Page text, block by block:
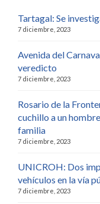
Tartagal: Se
7 diciembre, 2023
Avenida del
veredicto
7 diciembre, 2023
Rosario de la
cuchillo a un
familia
7 diciembre, 2023
UNICROH: Dos
vehículos en la vía
7 diciembre, 2023